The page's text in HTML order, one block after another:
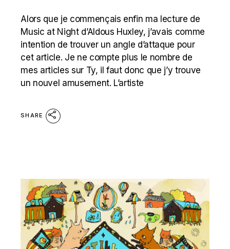
Alors que je commençais enfin ma lecture de
Music at Night d’Aldous Huxley, j’avais comme
intention de trouver un angle d’attaque pour
cet article. Je ne compte plus le nombre de
mes articles sur Ty, il faut donc que j’y trouve
un nouvel amusement. L’artiste
SHARE